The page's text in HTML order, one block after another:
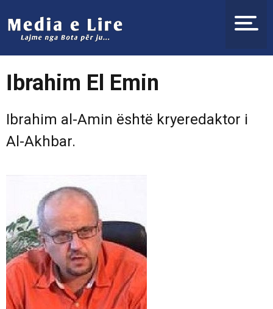
İbrahim El Emin
Ibrahim al-Amin është kryeredaktor i
Al-Akhbar.